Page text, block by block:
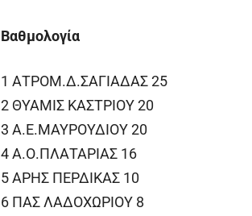
Βαθμολογία
1 ΑΤΡΟΜ.Δ.ΣΑΓΙΑΔΑΣ 25
2 ΘΥΑΜΙΣ ΚΑΣΤΡΙΟΥ 20
3 Α.Ε.ΜΑΥΡΟΥΔΙΟΥ 20
4 Α.Ο.ΠΛΑΤΑΡΙΑΣ 16
5 ΑΡΗΣ ΠΕΡΔΙΚΑΣ 10
6 ΠΑΣ ΛΑΔΟΧΩΡΙΟΥ 8